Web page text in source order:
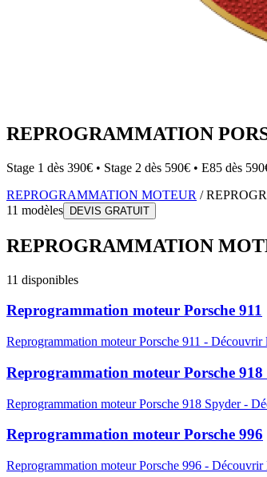
REPROGRAMMATION
Stage 1 dès 390€ • Stage 2 dès 590€ • E85 dès
REPROGRAMMATION MOTEUR /
11 modèles DEVIS GRATUIT
REPROGRAMMATION
11 disponibles
Reprogrammation moteur Porsche 911
Reprogrammation moteurPorsche 911 - Découvrir
Reprogrammation moteur Porsche 918
Reprogrammation moteurPorsche 918 Spyder-
Reprogrammation moteur Porsche 996
Reprogrammation moteurPorsche 996 - Découvrir